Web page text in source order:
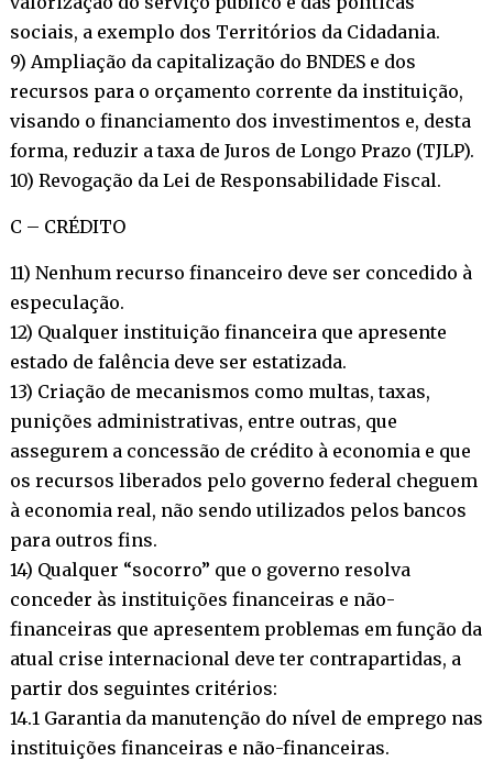
sociais, a exemplo dos Territórios da Cidadania.
9) Ampliação da capitalização do BNDES e dos
recursos para o orçamento corrente da instituição,
visando o financiamento dos investimentos e, desta
forma, reduzir a taxa de Juros de Longo Prazo (TJLP).
10) Revogação da Lei de Responsabilidade Fiscal.
C – CRÉDITO
11) Nenhum recurso financeiro deve ser concedido à
especulação.
12) Qualquer instituição financeira que apresente
estado de falência deve ser estatizada.
13) Criação de mecanismos como multas, taxas,
punições administrativas, entre outras, que
assegurem a concessão de crédito à economia e que
os recursos liberados pelo governo federal cheguem
à economia real, não sendo utilizados pelos bancos
para outros fins.
14) Qualquer “socorro” que o governo resolva
conceder às instituições financeiras e não-
financeiras que apresentem problemas em função da
atual crise internacional deve ter contrapartidas, a
partir dos seguintes critérios:
14.1 Garantia da manutenção do nível de emprego nas
instituições financeiras e não-financeiras.